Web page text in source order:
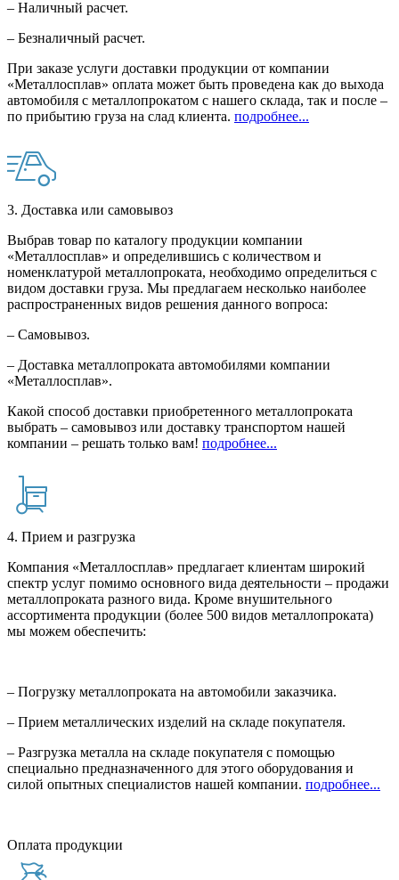
– Наличный расчет.
– Безналичный расчет.
При заказе услуги доставки продукции от компании
«Металлосплав» оплата может быть проведена как до выхода
автомобиля с металлопрокатом с нашего склада, так и после –
по прибытию груза на слад клиента. подробнее...
3. Доставка или самовывоз
Выбрав товар по каталогу продукции компании
«Металлосплав» и определившись с количеством и
номенклатурой металлопроката, необходимо определиться с
видом доставки груза. Мы предлагаем несколько наиболее
распространенных видов решения данного вопроса:
– Самовывоз.
– Доставка металлопроката автомобилями компании
«Металлосплав».
Какой способ доставки приобретенного металлопроката
выбрать – самовывоз или доставку транспортом нашей
компании – решать только вам! подробнее...
4. Прием и разгрузка
Компания «Металлосплав» предлагает клиентам широкий
спектр услуг помимо основного вида деятельности – продажи
металлопроката разного вида. Кроме внушительного
ассортимента продукции (более 500 видов металлопроката)
мы можем обеспечить:
– Погрузку металлопроката на автомобили заказчика.
– Прием металлических изделий на складе покупателя.
– Разгрузка металла на складе покупателя с помощью
специально предназначенного для этого оборудования и
силой опытных специалистов нашей компании. подробнее...
Оплата продукции